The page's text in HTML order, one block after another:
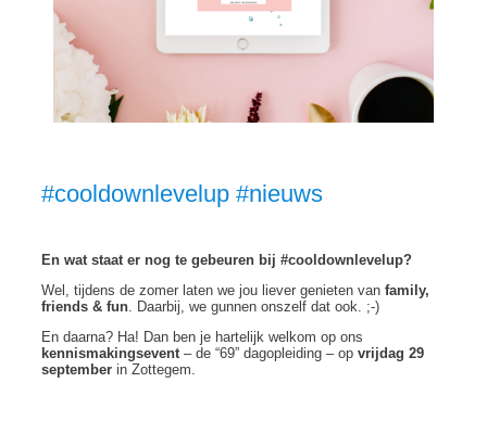
#cooldownlevelup #nieuws
En wat staat er nog te gebeuren bij #cooldownlevelup?
Wel, tijdens de zomer laten we jou liever genieten van family,
friends & fun. Daarbij, we gunnen onszelf dat ook. ;-)
En daarna? Ha! Dan ben je hartelijk welkom op ons
kennismakingsevent– de “69” dagopleiding – op vrijdag 29
september in Zottegem.